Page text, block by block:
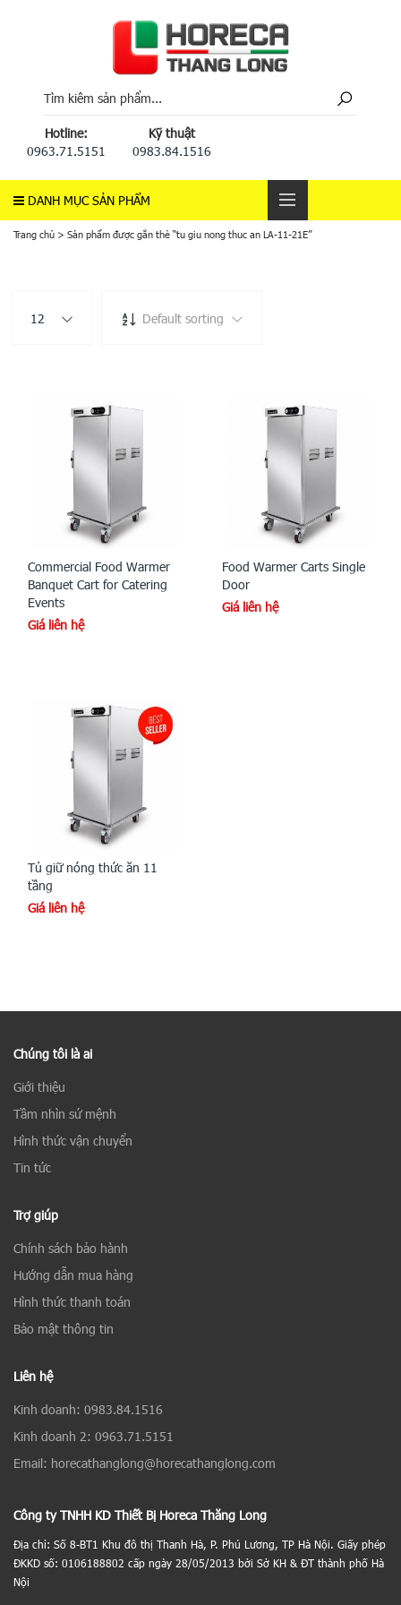
Hotline:
0963.71.5151
Kỹ thuật
0983.84.1516
DANH MỤC SẢN PHẨM
Trang chủ > Sản phẩm được gắn thẻ “tu giu nong thuc an LA-11-21E”
12 Default sorting
Commercial Food Warmer
Banquet Cart for Catering
Events
Giá liên hệ
Food Warmer Carts Single
Door
Giá liên hệ
Tủ giữ nóng thức ăn 11
tầng
Giá liên hệ
Chúng tôi là ai
Giới thiệu
Tầm nhìn sứ mệnh
Hình thức vận chuyển
Tin tức
Trợ giúp
Chính sách bảo hành
Hướng dẫn mua hàng
Hình thức thanh toán
Bảo mật thông tin
Liên hệ
Kinh doanh: 0983.84.1516
Kinh doanh 2: 0963.71.5151
Email: horecathanglong@horecathanglong.com
Công ty TNHH KD Thiết Bị Horeca Thăng Long
Địa chỉ: Số 8-BT1 Khu đô thị Thanh Hà, P. Phú Lương, TP Hà Nội. Giấy phép
ĐKKD số: 0106188802 cấp ngày 28/05/2013 bởi Sở KH & ĐT thành phố Hà
Nội